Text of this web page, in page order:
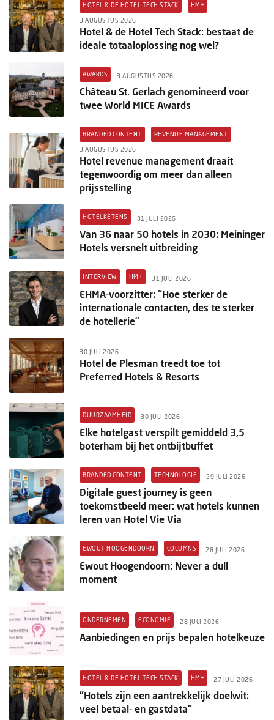
HOTEL & DE HOTEL TECH STACK HM+
3 AUGUSTUS 2026
Hotel & de Hotel Tech Stack: bestaat de
ideale totaaloplossing nog wel?
AWARDS 3 AUGUSTUS 2026
Château St. Gerlach genomineerd voor
twee World MICE Awards
BRANDED CONTENT REVENUE MANAGEMENT
3 AUGUSTUS 2026
Hotel revenue management draait
tegenwoordig om meer dan alleen
prijsstelling
HOTELKETENS 31 JULI 2026
Van 36 naar 50 hotels in 2030: Meininger
Hotels versnelt uitbreiding
INTERVIEW HM+ 31 JULI 2026
EHMA-voorzitter: “Hoe sterker de
internationale contacten, des te sterker
de hotellerie”
30 JULI 2026
Hotel de Plesman treedt toe tot
Preferred Hotels & Resorts
DUURZAAMHEID 30 JULI 2026
Elke hotelgast verspilt gemiddeld 3,5
boterham bij het ontbijtbuffet
BRANDED CONTENT TECHNOLOGIE 29 JULI 2026
Digitale guest journey is geen
toekomstbeeld meer: wat hotels kunnen
leren van Hotel Vie Via
EWOUT HOOGENDOORN COLUMNS 28 JULI 2026
Ewout Hoogendoorn: Never a dull
moment
ONDERNEMEN ECONOMIE 28 JULI 2026
Aanbiedingen en prijs bepalen hotelkeuze
HOTEL & DE HOTEL TECH STACK HM+ 27 JULI 2026
"Hotels zijn een aantrekkelijk doelwit:
veel betaal- en gastdata"